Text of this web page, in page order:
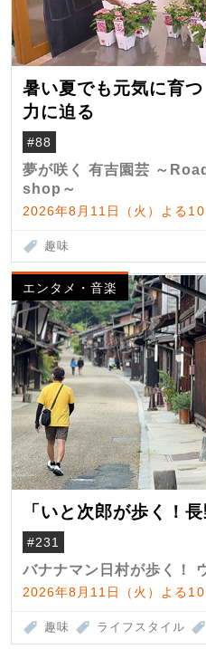
暑い夏でも元気に育
力に迫る
#88
夢が咲く 有吉園芸 ～
shop～
2026年8月11日（火）よる
趣味
エンタメ・音楽
「いと次郎が歩く！
#231
バナナマン日村が歩く！
2026年8月11日（火）よる
趣味 ライフスタイル